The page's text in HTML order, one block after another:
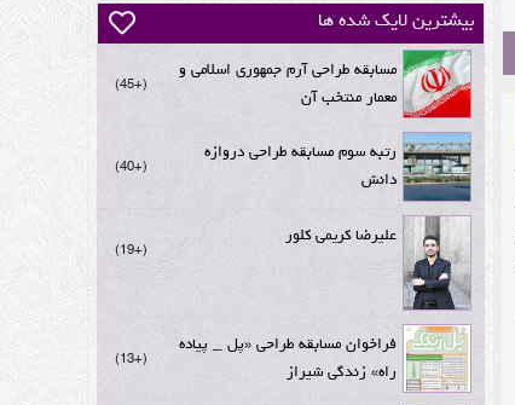
بیشترین لایک شده ها
مسابقه طراحی آرم جمهوری اسلامی و
معمار منتخب آن
+45
رتبه سوم مسابقه طراحی دروازه
دانش
+40
علیرضا کریمی کلور
+19
فراخوان مسابقه طراحی «پل _ پیاده
راه» زندگی شیراز
+13